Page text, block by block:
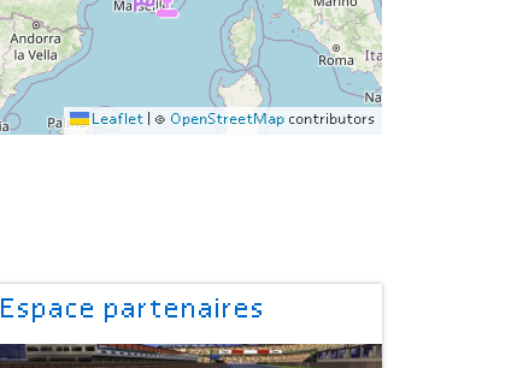
Leaflet © OpenStreetMap contributors
Espace partenaires